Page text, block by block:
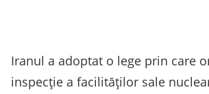
Iranul a adoptat o lege prin care
inspecţie a facilităţilor sale